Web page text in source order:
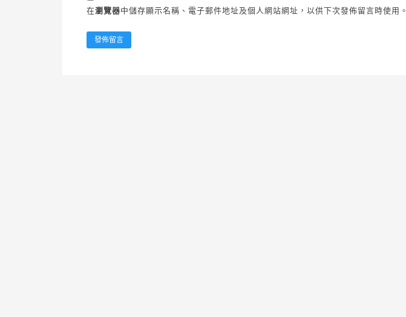
在瀏覽器中儲存顯示名稱、電子郵件地址及個人網站網址，以供下次發佈留言時使用。